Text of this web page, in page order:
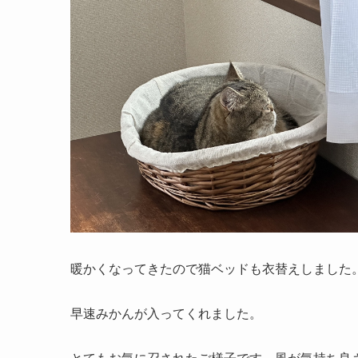
暖かくなってきたので猫ベッドも衣替えしました
早速みかんが入ってくれました。